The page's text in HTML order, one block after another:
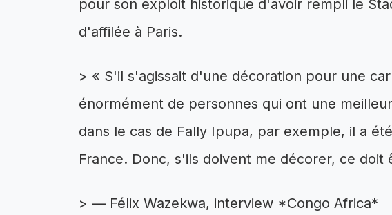
pour son exploit historique d'avoir rempli le
d'affilée à Paris.
> « S'il s'agissait d'une décoration pour une
énormément de personnes qui ont une
dans le cas de Fally Ipupa, par exemple, il a
France. Donc, s'ils doivent me décorer, ce doit
> — Félix Wazekwa, interview *Congo Africa*